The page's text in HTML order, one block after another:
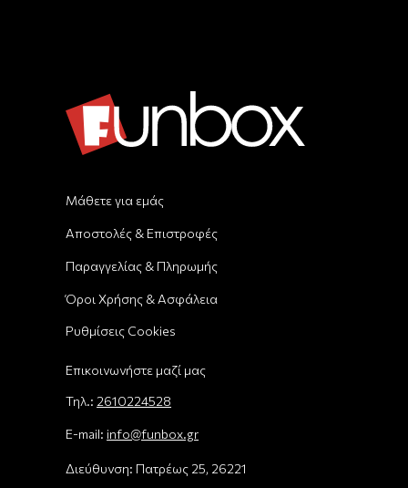
Μάθετε για εμάς
Αποστολές & Επιστροφές
Παραγγελίας & Πληρωμής
Όροι Χρήσης & Ασφάλεια
Ρυθμίσεις Cookies
Επικοινωνήστε μαζί μας
Τηλ.: 2610224528
E-mail: info@funbox.gr
Διεύθυνση: Πατρέως 25, 26221